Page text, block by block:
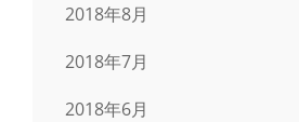
2018年8月
2018年7月
2018年6月